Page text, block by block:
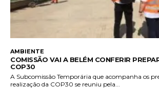
AMBIENTE
COMISSÃO VAI A BELÉM CONFERIR
COP30
A Subcomissão Temporária que acompanha os
realização da COP30 se reuniu pela...